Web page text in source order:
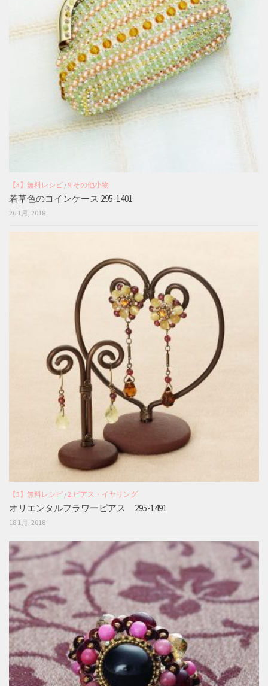
【3】無料レシピ / 9.その他小物
若草色のコインケース 295-1401
26 1月, 2018
【3】無料レシピ /2.ピアス・イヤリング
オリエンタルフラワーピアス 295-1491
18 1月, 2018